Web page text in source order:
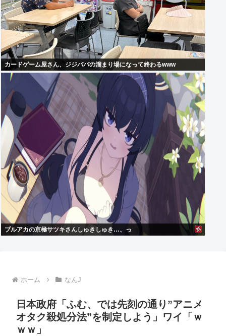
カードゲーム屋さん、ジジババの溜まり場になって終わるwww
ブルアカの京極サツキさんしゅきしゅき…、っ
ホーム なんJ
日本政府「ふむ、では先刻の通り”アニメ
オタク殺処分法”を制定しよう」ワイ「ｗ
ｗｗ」